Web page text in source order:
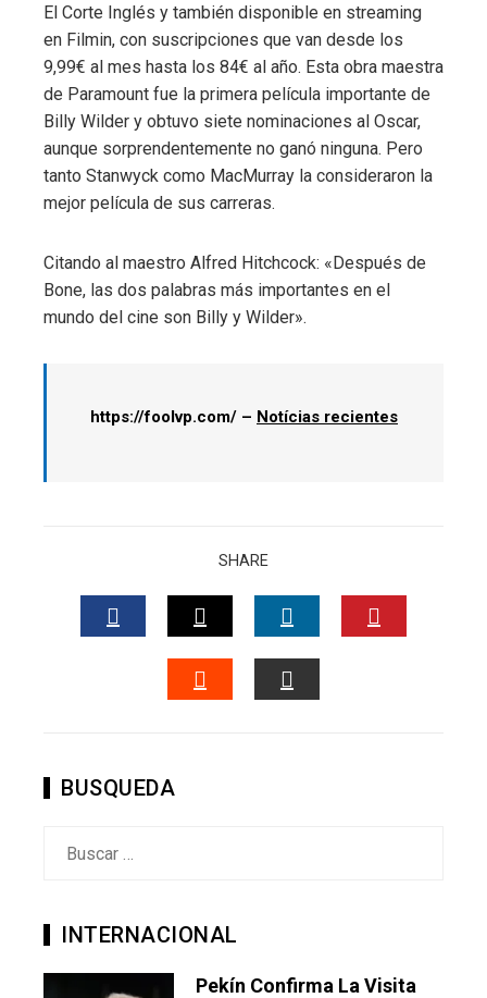
El Corte Inglés y también disponible en streaming
en Filmin, con suscripciones que van desde los
9,99€ al mes hasta los 84€ al año. Esta obra maestra
de Paramount fue la primera película importante de
Billy Wilder y obtuvo siete nominaciones al Oscar,
aunque sorprendentemente no ganó ninguna. Pero
tanto Stanwyck como MacMurray la consideraron la
mejor película de sus carreras.
Citando al maestro Alfred Hitchcock: «Después de
Bone, las dos palabras más importantes en el
mundo del cine son Billy y Wilder».
https://foolvp.com/ – Notícias recientes
SHARE
FACEBOOKTWITTERLINKEDIN
BUSQUEDA
INTERNACIONAL
Pekín Confirma La Visita